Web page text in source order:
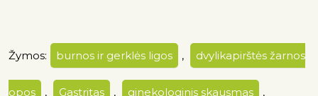
Žymos: burnos ir gerklės ligos , dvylikapirštės žarnos
opos , Gastritas , ginekologinis skausmas ,